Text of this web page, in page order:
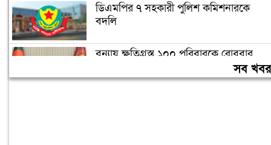
ডিএমপির ৭ সহকারী পুলিশ কমিশনারকে
বদলি
বন্যায় ক্ষতিগ্রস্ত ১০০ পরিবারকে রোববার
সব